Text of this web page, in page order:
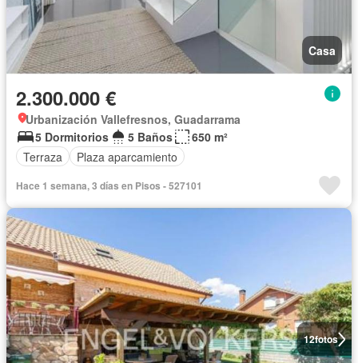
Casa
2.300.000 €
Urbanización Vallefresnos, Guadarrama
5 Dormitorios
5 Baños
650 m²
Terraza
Plaza aparcamiento
Hace 1 semana, 3 días en Pisos - 527101
12fotos